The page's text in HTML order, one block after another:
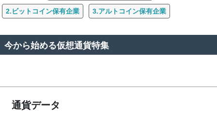
2.ビットコイン保有企業 3.アルトコイン保有企業
今から始める仮想通貨特集
通貨データ